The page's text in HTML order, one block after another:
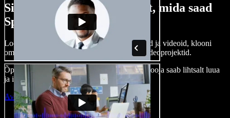
Siin on vaid väike osa sellest, mida saad
Speechify Studioga teha.
Loo voice-over’eid, kasuta tasuta pilte, helisid ja videoid, klooni
oma häält ja pane kokku terviklikud audio-videoprojektid.
Õppimiskõver puudub, kõik töötab veebis – looja saab lihtsalt luua
ja ideed kiiresti ellu viia.
Ava Studio